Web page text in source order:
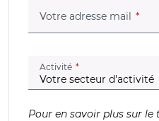
Votre adresse mail
Activité (champ obligatoire)
Pour en savoir plus sur